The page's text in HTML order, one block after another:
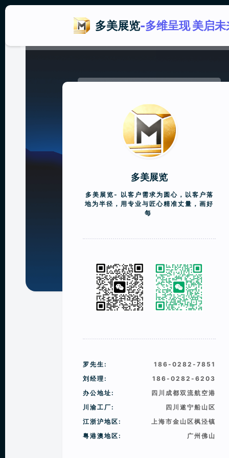
多美展览-多维呈现 美启未
多美展览
多美展览- 以客户需求为圆心，以客户落
地为半径，用专业与匠心精准丈量，画好
每一次展示的完美闭环，让创意蓝图圆满
罗先生:
刘经理:
186-0282-6203
办公地址:
四川成都双流航空港
川渝工厂:
四川遂宁船山区
江浙沪地区:
上海市金山区枫泾镇